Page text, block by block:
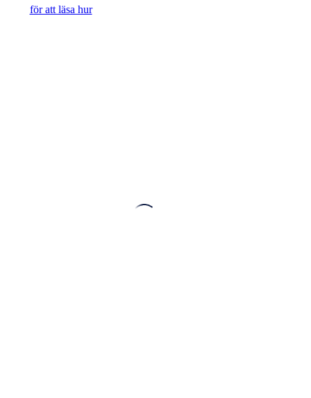
för att läsa hur